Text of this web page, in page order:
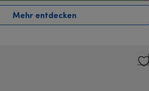
Mehr entdecken